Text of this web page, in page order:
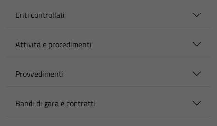
Enti controllati
Attività e procedimenti
Provvedimenti
Bandi di gara e contratti